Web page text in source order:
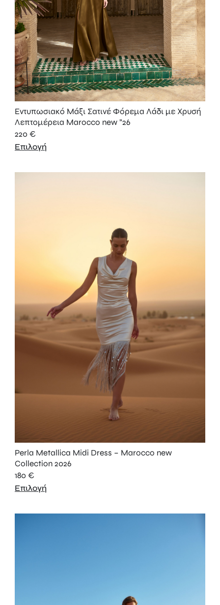
Εντυπωσιακό Μάξι Σατινέ Φόρεμα Λάδι με Χρυσή
Λεπτομέρεια Marocco new ”26
220 €
Επιλογή
Perla Metallica Midi Dress – Marocco new
Collection 2026
180 €
Επιλογή